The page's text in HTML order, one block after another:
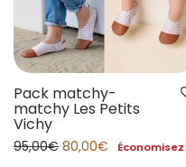
Pack matchy-
matchy Les Petits
Vichy
95,00€ 80,00€ Économisez